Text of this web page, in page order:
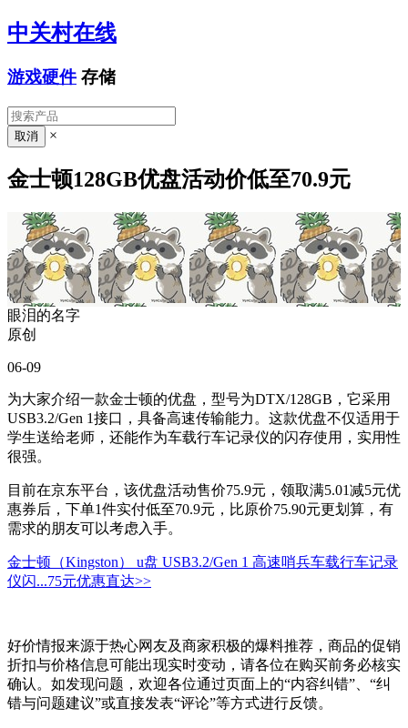
中关村在线
游戏硬件 存储
×
金士顿128GB优盘活动价低至70.9元
眼泪的名字
原创
06-09
为大家介绍一款金士顿的优盘，型号为DTX/128GB，它采用
USB3.2/Gen 1接口，具备高速传输能力。这款优盘不仅适用于
学生送给老师，还能作为车载行车记录仪的闪存使用，实用性
很强。
目前在京东平台，该优盘活动售价75.9元，领取满5.01减5元优
惠券后，下单1件实付低至70.9元，比原价75.90元更划算，有
需求的朋友可以考虑入手。
金士顿（Kingston） u盘 USB3.2/Gen 1 高速哨兵车载行车记录
仪闪...75元优惠直达>>
好价情报来源于热心网友及商家积极的爆料推荐，商品的促销
折扣与价格信息可能出现实时变动，请各位在购买前务必核实
确认。如发现问题，欢迎各位通过页面上的“内容纠错”、“纠
错与问题建议”或直接发表“评论”等方式进行反馈。